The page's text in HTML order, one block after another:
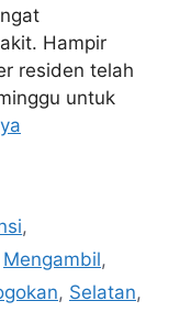
Hampir
residen telah
untuk
,
Mengambil,
, Selatan,